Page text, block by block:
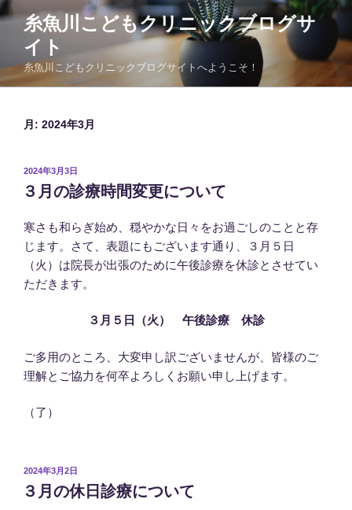
コ
ン
ツ
糸魚川こどもクリニックブログサ
イト
糸魚川こどもクリニックブログサイトへようこそ！
月: 2024年3月
投
稿
日:
2024年3月3日
３月の診療時間変更について
寒さも和らぎ始め、穏やかな日々をお過ごしのことと存
じます。さて、表題にもございます通り、３月５日
（火）は院長が出張のために午後診療を休診とさせてい
ただきます。
３月５日（火） 午後診療 休診
ご多用のところ、大変申し訳ございませんが、皆様のご
理解とご協力を何卒よろしくお願い申し上げます。
（了）
投
稿
日:
2024年3月2日
３月の休日診療について